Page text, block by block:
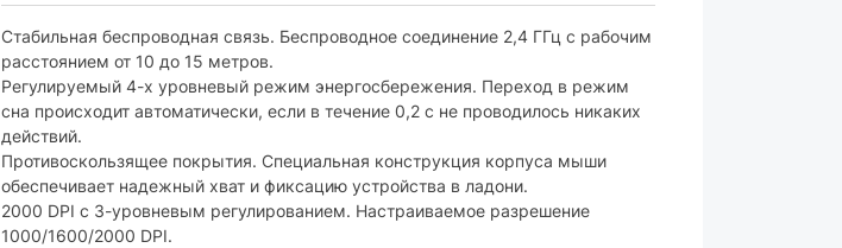
Тип питания: батарейки
Тип и количество батареек / аккумулятора: 1 х АА
Особенности
Наличие подсветки:
Эргономичная:
да
Дополнительно
Стабильная беспроводная связь. Беспроводное соединение 2,4 ГГц с рабочим
расстоянием от 10 до 15 метров.
Регулируемый 4-х уровневый режим энергосбережения. Переход в режим
сна происходит автоматически, если в течение 0,2 с не проводилось никаких
действий.
Противоскользящее покрытия. Специальная конструкция корпуса мыши
обеспечивает надежный хват и фиксацию устройства в ладони.
2000 DPI с 3-уровневым регулированием. Настраиваемое разрешение
1000/1600/2000 DPI.